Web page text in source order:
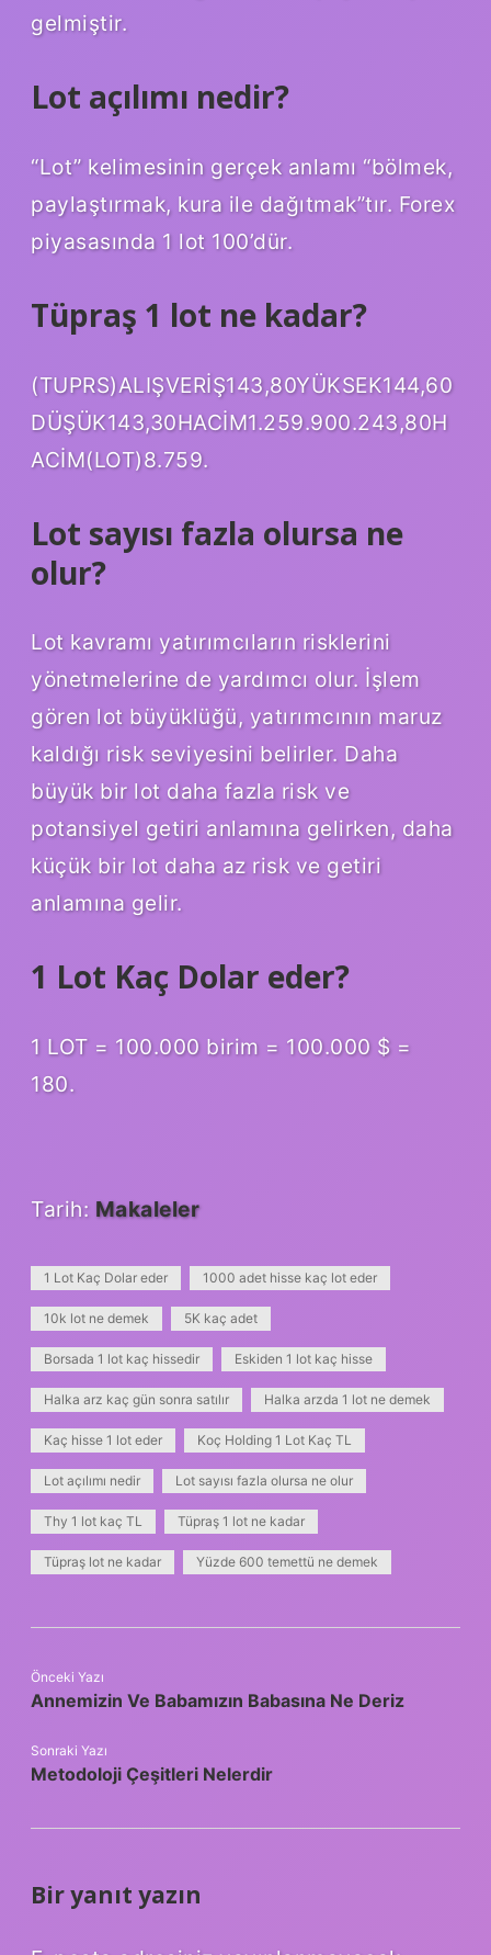
gelmiştir.
Lot açılımı nedir?
“Lot” kelimesinin gerçek anlamı “bölmek,
paylaştırmak, kura ile dağıtmak”tır. Forex
piyasasında 1 lot 100’dür.
Tüpraş 1 lot ne kadar?
(TUPRS)ALIŞVERİŞ143,80YÜKSEK144,60
DÜŞÜK143,30HACİM1.259.900.243,80H
ACİM(LOT)8.759.
Lot sayısı fazla olursa ne
olur?
Lot kavramı yatırımcıların risklerini
yönetmelerine de yardımcı olur. İşlem
gören lot büyüklüğü, yatırımcının maruz
kaldığı risk seviyesini belirler. Daha
büyük bir lot daha fazla risk ve
potansiyel getiri anlamına gelirken, daha
küçük bir lot daha az risk ve getiri
anlamına gelir.
1 Lot Kaç Dolar eder?
1 LOT = 100.000 birim = 100.000 $ =
180.
Tarih: Makaleler
1 Lot Kaç Dolar eder 1000 adet hisse kaç lot eder
10k lot ne demek 5K kaç adet
Borsada 1 lot kaç hissedir Eskiden 1 lot kaç hisse
Halka arz kaç gün sonra satılır Halka arzda 1 lot ne demek
Kaç hisse 1 lot eder Koç Holding 1 Lot Kaç TL
Lot açılımı nedir Lot sayısı fazla olursa ne olur
Thy 1 lot kaç TL Tüpraş 1 lot ne kadar
Tüpraş lot ne kadar Yüzde 600 temettü ne demek
Önceki Yazı
Annemizin Ve Babamızın Babasına Ne Deriz
Sonraki Yazı
Metodoloji Çeşitleri Nelerdir
Bir yanıt yazın